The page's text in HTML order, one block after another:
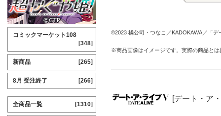
©2023 橘公司・つなこ／KADOKAWA／「
※商品画像はイメージです。実際の商品と
[デート・ア
コミックマーケット108
[348]
新商品 [265]
8月 受注終了 [266]
全商品一覧 [1310]